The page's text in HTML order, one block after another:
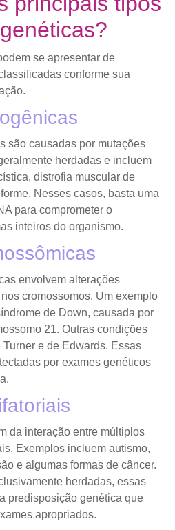
se apresentar de
conforme sua
são causadas por mutações
herdadas e incluem
distrofia muscular de
Nesses casos, basta uma
para comprometer o
inteiros do organismo.
envolvem alterações
cromossomos. Um exemplo
de Down, causada por
21. Outras condições
e de Edwards. Essas
por exames genéticos
da interação entre múltiplos
Exemplos incluem autismo,
e algumas formas de câncer.
herdadas, essas
predisposição genética que
apropriados.